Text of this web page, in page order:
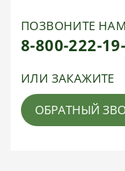
ПОЗВОНИТЕ НАМ
8-800-222-
ИЛИ ЗАКАЖИТЕ
ОБРАТНЫЙ